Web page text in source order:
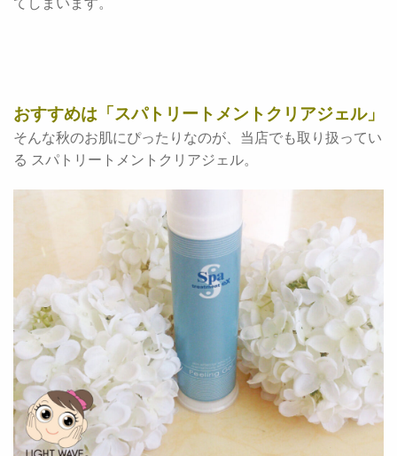
おすすめは「スパトリートメントクリアジェル」
そんな秋のお肌にぴったりなのが、当店でも取り扱ってい
る スパトリートメントクリアジェル。